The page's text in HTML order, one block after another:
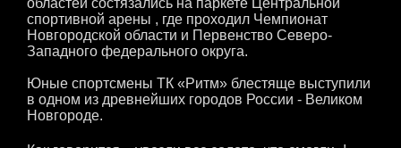
областей состязались на паркете Центральной
спортивной арены , где проходил Чемпионат
Новгородской области и Первенство Северо-
Западного федерального округа.
Юные спортсмены ТК «Ритм» блестяще выступили
в одном из древнейших городов России - Великом
Новгороде.